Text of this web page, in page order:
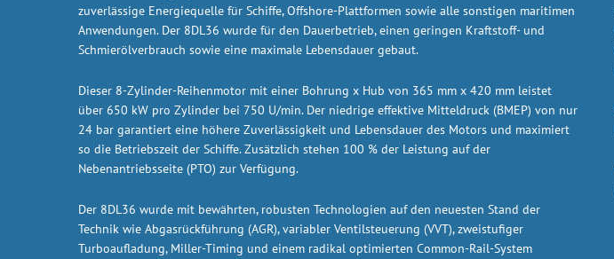
zuverlässige Energiequelle für Schiffe, Offshore-Plattformen sowie alle sonstigen maritimen
Anwendungen. Der 8DL36 wurde für den Dauerbetrieb, einen geringen Kraftstoff- und
Schmierölverbrauch sowie eine maximale Lebensdauer gebaut.
Dieser 8-Zylinder-Reihenmotor mit einer Bohrung x Hub von 365 mm x 420 mm leistet
über 650 kW pro Zylinder bei 750 U/min. Der niedrige effektive Mitteldruck (BMEP) von nur
24 bar garantiert eine höhere Zuverlässigkeit und Lebensdauer des Motors und maximiert
so die Betriebszeit der Schiffe. Zusätzlich stehen 100 % der Leistung auf der
Nebenantriebsseite (PTO) zur Verfügung.
Der 8DL36 wurde mit bewährten, robusten Technologien auf den neuesten Stand der
Technik wie Abgasrückführung (AGR), variabler Ventilsteuerung (VVT), zweistufiger
Turboaufladung, Miller-Timing und einem radikal optimierten Common-Rail-System